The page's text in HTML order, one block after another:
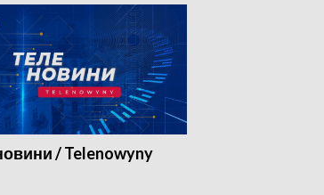
/ Telenowyny